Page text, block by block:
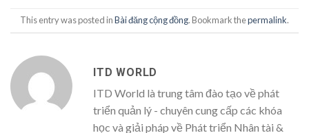
This entry was posted inBài đăng cộng đồng. Bookmark thepermalink.
ITD WORLD
ITD World là trung tâm đào tạo về phát
triển quản lý - chuyên cung cấp các khóa
học và giải pháp về Phát triển Nhân tài &